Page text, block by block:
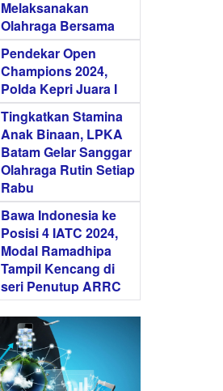
Melaksanakan
Olahraga Bersama
Pendekar Open
Champions 2024,
Polda Kepri Juara I
Tingkatkan Stamina
Anak Binaan, LPKA
Batam Gelar Sanggar
Olahraga Rutin Setiap
Rabu
Bawa Indonesia ke
Posisi 4 IATC 2024,
Modal Ramadhipa
Tampil Kencang di
seri Penutup ARRC